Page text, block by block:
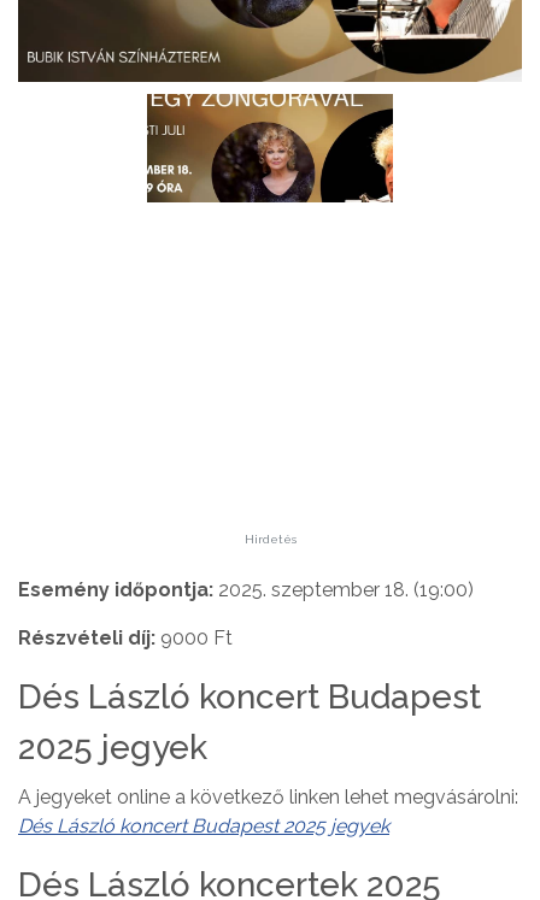
Hirdetés
Esemény időpontja: 2025. szeptember 18. (19:00)
Részvételi díj: 9000 Ft
Dés László koncert Budapest
2025 jegyek
A jegyeket online a következő linken lehet megvásárolni:
Dés László koncert Budapest 2025 jegyek
Dés László koncertek 2025